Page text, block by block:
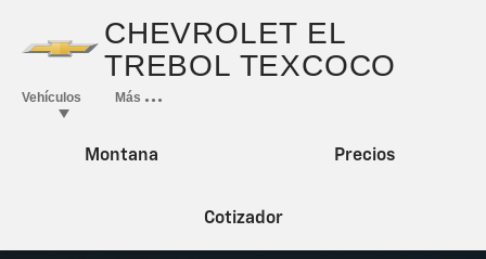
Montana Precios
Cotizador